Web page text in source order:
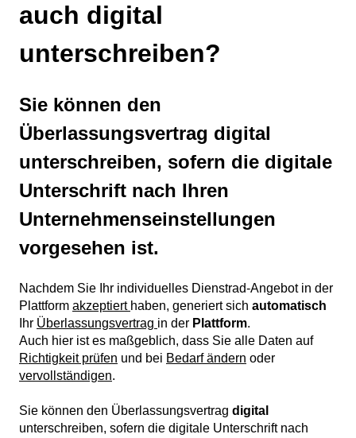
auch digital
unterschreiben?
Sie können den
Überlassungsvertrag digital
unterschreiben, sofern die digitale
Unterschrift nach Ihren
Unternehmenseinstellungen
vorgesehen ist.
Nachdem Sie Ihr individuelles Dienstrad-Angebot in der
Plattform akzeptiert haben, generiert sich automatisch
Ihr Überlassungsvertrag in der Plattform.
Auch hier ist es maßgeblich, dass Sie alle Daten auf
Richtigkeit prüfen und bei Bedarf ändern oder
vervollständigen.
Sie können den Überlassungsvertrag digital
unterschreiben, sofern die digitale Unterschrift nach